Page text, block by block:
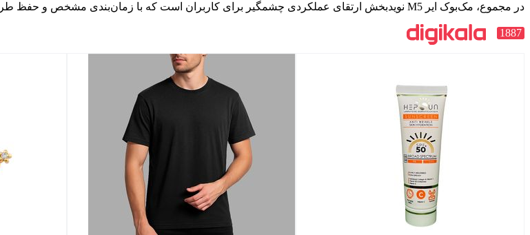
در مجموع، مک‌بوک ایر M5 نویدبخش ارتقای عملکردی چشمگیر برای کاربران است که با زمان‌بندی مشخص و حفظ طراحی موفق فعلی، تجربه استفاده از یک لپ‌تاپ سبک و قدرتمند را بهبود خواهد بخشید.
1887